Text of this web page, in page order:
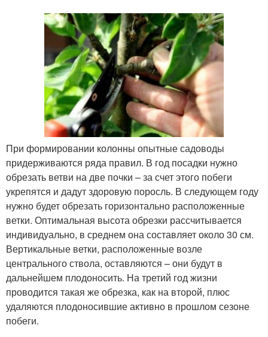
При формировании колонны опытные садоводы
придерживаются ряда правил. В год посадки нужно
обрезать ветви на две почки – за счет этого побеги
укрепятся и дадут здоровую поросль. В следующем году
нужно будет обрезать горизонтально расположенные
ветки. Оптимальная высота обрезки рассчитывается
индивидуально, в среднем она составляет около 30 см.
Вертикальные ветки, расположенные возле
центрального ствола, оставляются – они будут в
дальнейшем плодоносить. На третий год жизни
проводится такая же обрезка, как на второй, плюс
удаляются плодоносившие активно в прошлом сезоне
побеги.